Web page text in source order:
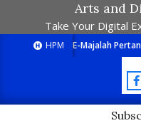
Arts and
Take Your Digital
HPM E-Majalah